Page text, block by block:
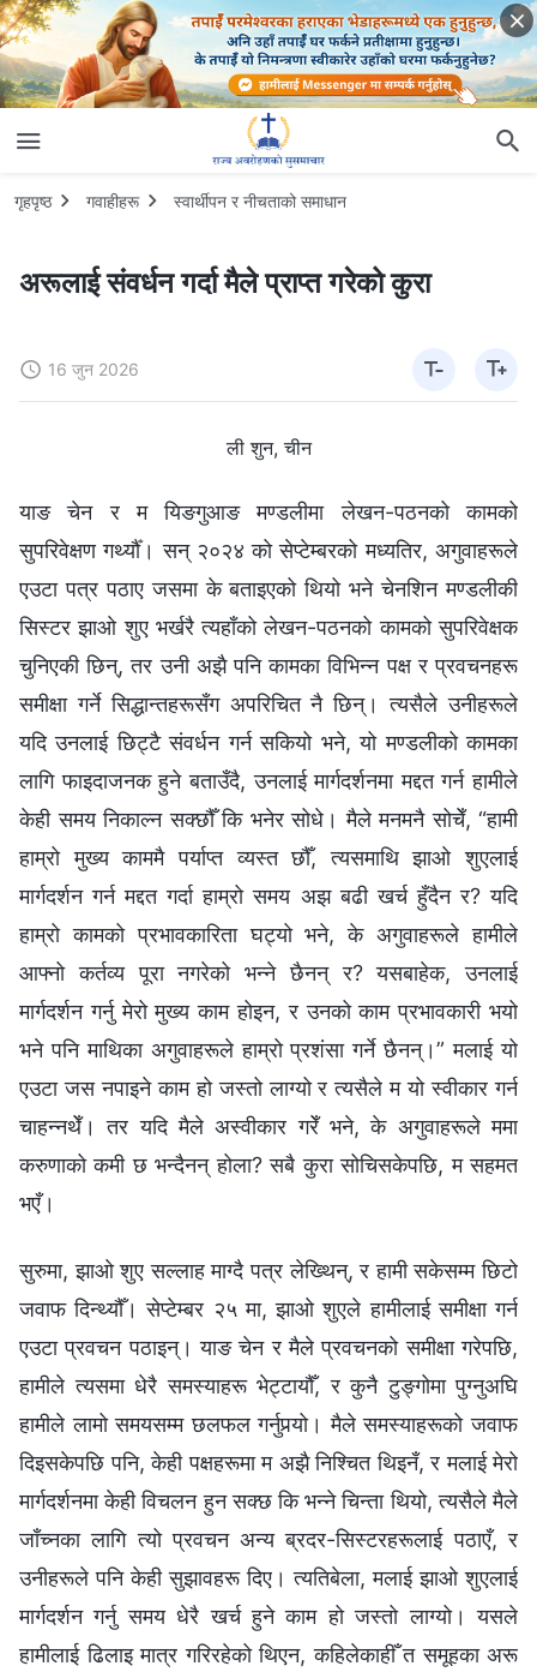
गृहपृष्ठ गवाहीहरू स्वार्थीपन र नीचताको समाधान
अरूलाई संवर्धन गर्दा मैले प्राप्त गरेको कुरा
16 जुन 2026
ली शुन, चीन
याङ चेन र म यिङगुआङ मण्डलीमा लेखन-पठनको कामको
सुपरिवेक्षण गर्थ्यौँ। सन् २०२४ को सेप्टेम्बरको मध्यतिर, अगुवाहरूले
एउटा पत्र पठाए जसमा के बताइएको थियो भने चेनशिन मण्डलीकी
सिस्टर झाओ शुए भर्खरै त्यहाँको लेखन-पठनको कामको सुपरिवेक्षक
चुनिएकी छिन्, तर उनी अझै पनि कामका विभिन्न पक्ष र प्रवचनहरू
समीक्षा गर्ने सिद्धान्तहरूसँग अपरिचित नै छिन्। त्यसैले उनीहरूले
यदि उनलाई छिट्टै संवर्धन गर्न सकियो भने, यो मण्डलीको कामका
लागि फाइदाजनक हुने बताउँदै, उनलाई मार्गदर्शनमा मद्दत गर्न हामीले
केही समय निकाल्न सक्छौँ कि भनेर सोधे। मैले मनमनै सोचेँ, “हामी
हाम्रो मुख्य काममै पर्याप्त व्यस्त छौँ, त्यसमाथि झाओ शुएलाई
मार्गदर्शन गर्न मद्दत गर्दा हाम्रो समय अझ बढी खर्च हुँदैन र? यदि
हाम्रो कामको प्रभावकारिता घट्यो भने, के अगुवाहरूले हामीले
आफ्नो कर्तव्य पूरा नगरेको भन्ने छैनन् र? यसबाहेक, उनलाई
मार्गदर्शन गर्नु मेरो मुख्य काम होइन, र उनको काम प्रभावकारी भयो
भने पनि माथिका अगुवाहरूले हाम्रो प्रशंसा गर्ने छैनन्।” मलाई यो
एउटा जस नपाइने काम हो जस्तो लाग्यो र त्यसैले म यो स्वीकार गर्न
चाहन्नथेँ। तर यदि मैले अस्वीकार गरेँ भने, के अगुवाहरूले ममा
करुणाको कमी छ भन्दैनन् होला? सबै कुरा सोचिसकेपछि, म सहमत
भएँ।
सुरुमा, झाओ शुए सल्लाह माग्दै पत्र लेख्थिन्, र हामी सकेसम्म छिटो
जवाफ दिन्थ्यौँ। सेप्टेम्बर २५ मा, झाओ शुएले हामीलाई समीक्षा गर्न
एउटा प्रवचन पठाइन्। याङ चेन र मैले प्रवचनको समीक्षा गरेपछि,
हामीले त्यसमा धेरै समस्याहरू भेट्टायौँ, र कुनै टुङ्गोमा पुग्नुअघि
हामीले लामो समयसम्म छलफल गर्नुपर्‍यो। मैले समस्याहरूको जवाफ
दिइसकेपछि पनि, केही पक्षहरूमा म अझै निश्चित थिइनँ, र मलाई मेरो
मार्गदर्शनमा केही विचलन हुन सक्छ कि भन्‍ने चिन्ता थियो, त्यसैले मैले
जाँच्नका लागि त्यो प्रवचन अन्य ब्रदर-सिस्टरहरूलाई पठाएँ, र
उनीहरूले पनि केही सुझावहरू दिए। त्यतिबेला, मलाई झाओ शुएलाई
मार्गदर्शन गर्नु समय धेरै खर्च हुने काम हो जस्तो लाग्यो। यसले
हामीलाई ढिलाइ मात्र गरिरहेको थिएन, कहिलेकाहीँ त समूहका अरू